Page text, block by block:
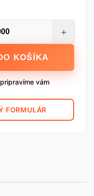
+
KOŠÍKA
vám
FORMULÁR